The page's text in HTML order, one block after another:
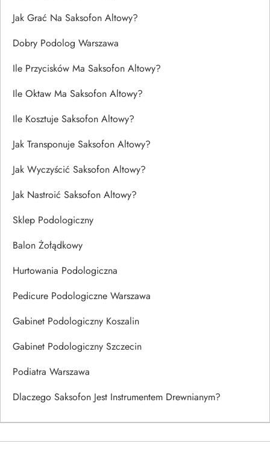
Jak Grać Na Saksofon Altowy?
Dobry Podolog Warszawa
Ile Przycisków Ma Saksofon Altowy?
Ile Oktaw Ma Saksofon Altowy?
Ile Kosztuje Saksofon Altowy?
Jak Transponuje Saksofon Altowy?
Jak Wyczyścić Saksofon Altowy?
Jak Nastroić Saksofon Altowy?
Sklep Podologiczny
Balon Żołądkowy
Hurtowania Podologiczna
Pedicure Podologiczne Warszawa
Gabinet Podologiczny Koszalin
Gabinet Podologiczny Szczecin
Podiatra Warszawa
Dlaczego Saksofon Jest Instrumentem Drewnianym?